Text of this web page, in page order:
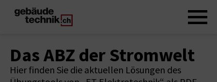
Das ABZ der Stromwelt
Hier finden Sie die aktuellen Lösungen des